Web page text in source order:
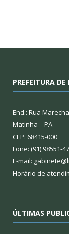
PREFEITURA
End.: Rua
Matinha – PA
CEP: 68415-000
Fone: (91) 98551-
E-mail:
Horário de
ÚLTIMAS